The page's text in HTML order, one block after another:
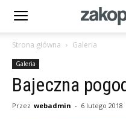
Strona główna Galeria
Galeria
Bajeczna
Przez webadmin - 6 lutego 2018